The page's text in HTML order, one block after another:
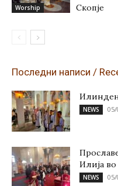
Worship
Скопје
Последни написи /
NEWS 05/
Илија
NEWS 05/